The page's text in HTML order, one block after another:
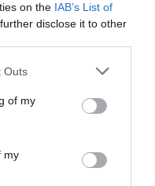
on the IAB’s List of
disclose it to other
Outs
of my
my